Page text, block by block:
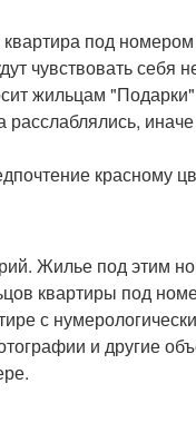
под
чувствовать себя
жильцам
красному
Жилье под этим
квартиры под
с
и другие